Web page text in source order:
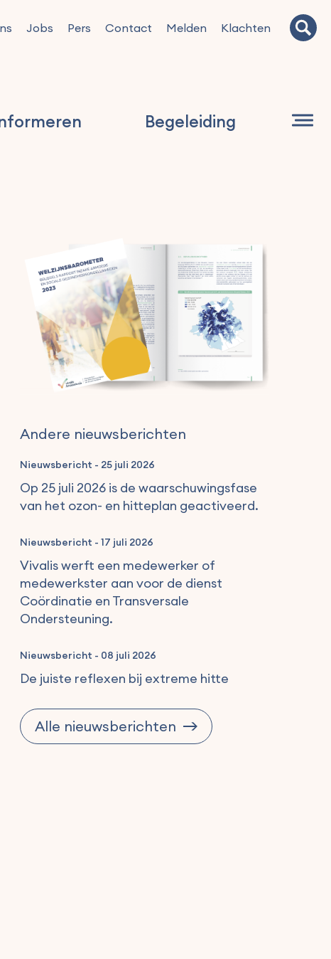
Jobs Pers Contact Melden Klachten
Begeleiding
Andere nieuwsberichten
Nieuwsbericht - 25 juli 2026
Op 25 juli 2026 is de waarschuwingsfase
van het ozon- en hitteplan geactiveerd.
Nieuwsbericht - 17 juli 2026
Vivalis werft een medewerker of
medewerkster aan voor de dienst
Coördinatie en Transversale
Ondersteuning.
Nieuwsbericht - 08 juli 2026
De juiste reflexen bij extreme hitte
Alle nieuwsberichten